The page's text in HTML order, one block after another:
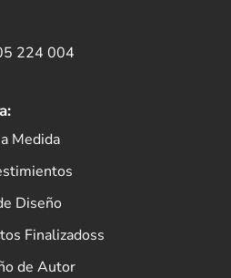
224 004
Medida
Diseño
Finalizadoss
de Autor